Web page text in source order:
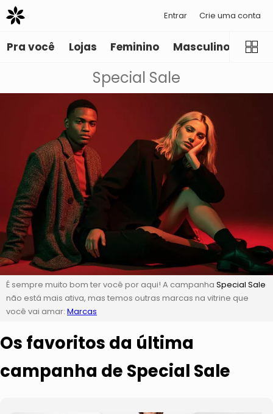
Entrar Crie uma conta
Pra você Lojas Feminino Masculino
Special Sale
É sempre muito bom ter você por aqui! A campanha Special Sale
não está mais ativa, mas temos outras marcas na vitrine que
você vai amar: Marcas
Os favoritos da última
campanha de Special Sale